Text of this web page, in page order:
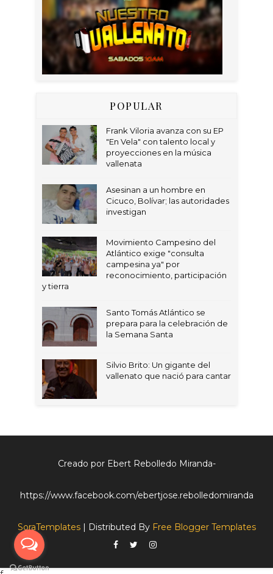
POPULAR
Frank Viloria avanza con su EP
"En Vela" con talento local y
proyecciones en la música
vallenata
Asesinan a un hombre en
Cicuco, Bolívar; las autoridades
investigan
Movimiento Campesino del
Atlántico exige "consulta
campesina ya" por
reconocimiento, participación
y tierra
Santo Tomás Atlántico se
prepara para la celebración de
la Semana Santa
Silvio Brito: Un gigante del
vallenato que nació para cantar
Creado por Ebert Rebolledo Miranda-
https://www.facebook.com/ebertjose.rebolledomiranda
SoraTemplates| Distributed By Free Blogger Templates